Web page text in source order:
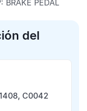
BRAKE PEDAL
del
C0042